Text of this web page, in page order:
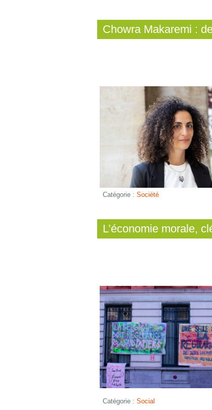
Chowra Makaremi :
Catégorie : Société
L’économie morale,
Catégorie : Social